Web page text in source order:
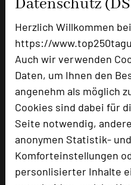
Datenschutz
Herzlich Willkommen bei
https://
Auch wir verwenden
Daten, um Ihnen den
angenehm als möglich
Cookies sind dabei für
Seite notwendig,
anonymen Statistik-
Komforteinstellungen
personlisierter Inhalte
Doppelzimmer
Besonders
Seminar, Konferenz,
1219 Seiten dieses
vergangenen 30 Tagen
aufgerufen.